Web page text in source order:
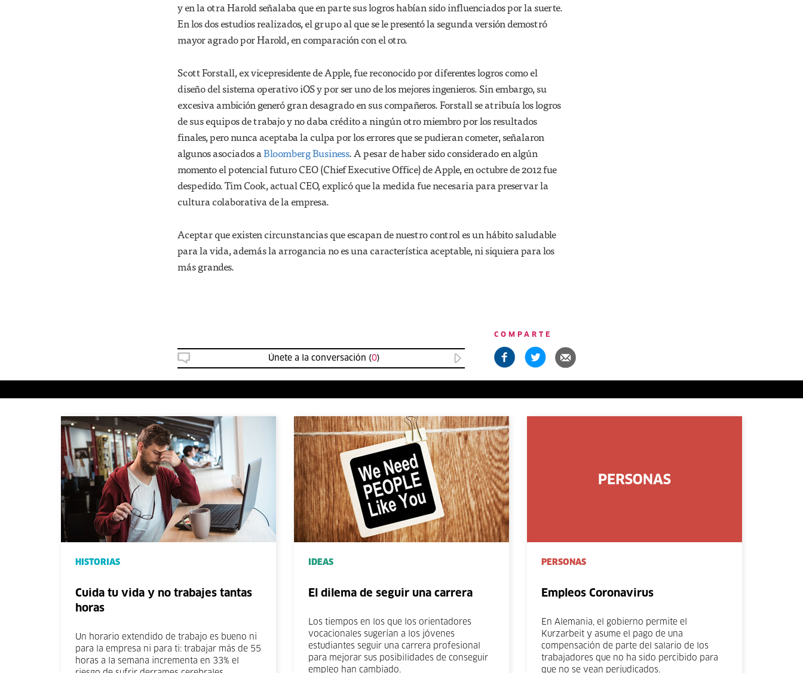
y en la otra Harold señalaba que en parte sus logros habían sido influenciados por la suerte.
En los dos estudios realizados, el grupo al que se le presentó la segunda versión demostró
mayor agrado por Harold, en comparación con el otro.
Scott Forstall, ex vicepresidente de Apple, fue reconocido por diferentes logros como el
diseño del sistema operativo iOS y por ser uno de los mejores ingenieros. Sin embargo, su
excesiva ambición generó gran desagrado en sus compañeros. Forstall se atribuía los logros
de sus equipos de trabajo y no daba crédito a ningún otro miembro por los resultados
finales, pero nunca aceptaba la culpa por los errores que se pudieran cometer, señalaron
algunos asociados aBloomberg Business. A pesar de haber sido considerado en algún
momento el potencial futuro CEO (Chief Executive Office) de Apple, en octubre de 2012 fue
despedido. Tim Cook, actual CEO, explicó que la medida fue necesaria para preservar la
cultura colaborativa de la empresa.
Aceptar que existen circunstancias que escapan de nuestro control es un hábito saludable
para la vida, además la arrogancia no es una característica aceptable, ni siquiera para los
más grandes.
Únete a la conversación (0)
COMPARTE
HISTORIAS
Cuida tu vida y no trabajes tantas
horas
Un horario extendido de trabajo es bueno ni
para la empresa ni para ti: trabajar más de 55
horas a la semana incrementa en 33% el
IDEAS
El dilema de seguir una carrera
Los tiempos en los que los orientadores
vocacionales sugerían a los jóvenes
estudiantes seguir una carrera profesional
para mejorar sus posibilidades de conseguir
empleo han cambiado.
PERSONAS
Empleos Coronavirus
En Alemania, el gobierno permite el
Kurzarbeit y asume el pago de una
compensación de parte del salario de los
trabajadores que no ha sido percibido para
que no se vean perjudicados.